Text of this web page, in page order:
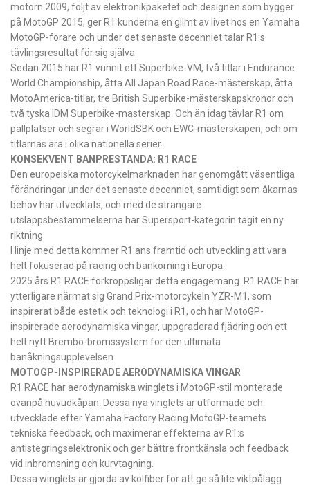
motorn 2009, följt av elektronikpaketet och designen som bygger
på MotoGP 2015, ger R1 kunderna en glimt av livet hos en Yamaha
MotoGP-förare och under det senaste decenniet talar R1:s
tävlingsresultat för sig själva.
Sedan 2015 har R1 vunnit ett Superbike-VM, två titlar i Endurance
World Championship, åtta All Japan Road Race-mästerskap, åtta
MotoAmerica-titlar, tre British Superbike-mästerskapskronor och
två tyska IDM Superbike-mästerskap. Och än idag tävlar R1 om
pallplatser och segrar i WorldSBK och EWC-mästerskapen, och om
titlarnas ära i olika nationella serier.
KONSEKVENT BANPRESTANDA: R1 RACE
Den europeiska motorcykelmarknaden har genomgått väsentliga
förändringar under det senaste decenniet, samtidigt som åkarnas
behov har utvecklats, och med de strängare
utsläppsbestämmelserna har Supersport-kategorin tagit en ny
riktning.
I linje med detta kommer R1:ans framtid och utveckling att vara
helt fokuserad på racing och bankörning i Europa.
2025 års R1 RACE förkroppsligar detta engagemang. R1 RACE har
ytterligare närmat sig Grand Prix-motorcykeln YZR-M1, som
inspirerat både estetik och teknologi i R1, och har MotoGP-
inspirerade aerodynamiska vingar, uppgraderad fjädring och ett
helt nytt Brembo-bromssystem för den ultimata
banåkningsupplevelsen.
MOTOGP-INSPIRERADE AERODYNAMISKA VINGAR
R1 RACE har aerodynamiska winglets i MotoGP-stil monterade
ovanpå huvudkåpan. Dessa nya vinglets är utformade och
utvecklade efter Yamaha Factory Racing MotoGP-teamets
tekniska feedback, och maximerar effekterna av R1:s
antistegringselektronik och ger bättre frontkänsla och feedback
vid inbromsning och kurvtagning.
Dessa winglets är gjorda av kolfiber för att ge så lite viktpålägg